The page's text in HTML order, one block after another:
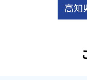
高知